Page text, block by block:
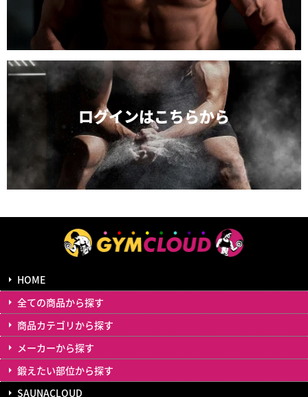
ログインはこちらから
HOME
全ての商品から探す
商品カテゴリから探す
メーカーから探す
鍛えたい部位から探す
SAUNACLOUD